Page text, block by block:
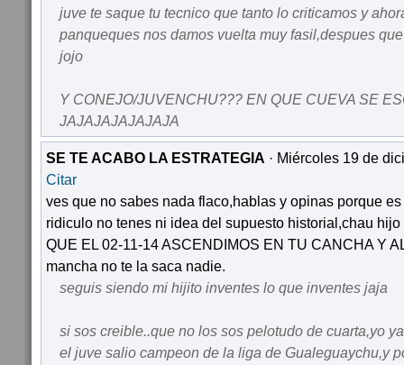
juve te saque tu tecnico que tanto lo criticamos y
panqueques nos damos vuelta muy fasil,despues
jojo
Y CONEJO/JUVENCHU??? EN QUE CUEVA SE
JAJAJAJAJAJAJA
SE TE ACABO LA ESTRATEGIA · Miércoles 19 de
Citar
ves que no sabes nada flaco,hablas y opinas porque
ridiculo no tenes ni idea del supuesto historial,chau
QUE EL 02-11-14 ASCENDIMOS EN TU CANCHA Y
mancha no te la saca nadie.
seguis siendo mi hijito inventes lo que inventes jaja
si sos creible..que no los sos pelotudo de cuarta,yo
el juve salio campeon de la liga de Gualeguaychu,y